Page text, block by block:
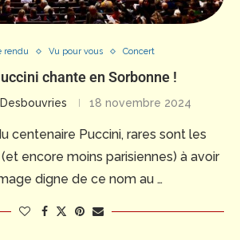
rendu Vu pour vous Concert
chante en Sorbonne !
18 novembre 2024
centenaire Puccini, rares sont les
encore moins parisiennes) à avoir
digne de ce nom au …